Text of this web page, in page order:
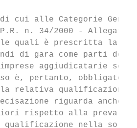
cui alle Categorie
n. 34/2000 - Allegato
le quali è prescritta la
di gara come parti
aggiudicatarie se
è, pertanto,
relativa qualificazione.
riguarda anche
rispetto alla
qualificazione nella sola